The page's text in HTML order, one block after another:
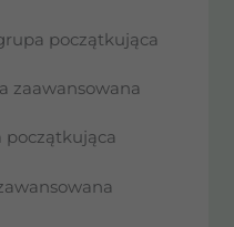
początkująca
zaawansowana
początkująca